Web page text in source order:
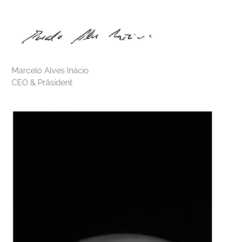
Marcelo Alves Inácio
CEO & Präsident